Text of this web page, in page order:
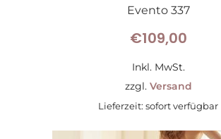
Evento 337
€109,00
Inkl. MwSt.
zzgl. Versand
Lieferzeit: sofort verfügbar